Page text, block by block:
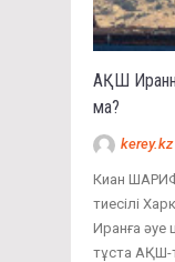
АҚШ
ма?
kerey.kz
Киан
тиесілі
Иранға
тұста АҚШ-